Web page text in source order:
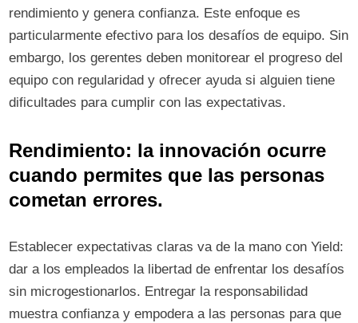
rendimiento y genera confianza. Este enfoque es
particularmente efectivo para los desafíos de equipo. Sin
embargo, los gerentes deben monitorear el progreso del
equipo con regularidad y ofrecer ayuda si alguien tiene
dificultades para cumplir con las expectativas.
Rendimiento: la innovación ocurre
cuando permites que las personas
cometan errores.
Establecer expectativas claras va de la mano con Yield:
dar a los empleados la libertad de enfrentar los desafíos
sin microgestionarlos. Entregar la responsabilidad
muestra confianza y empodera a las personas para que